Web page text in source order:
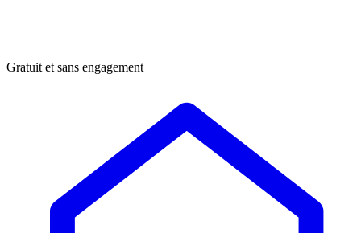
Gratuit et sans engagement